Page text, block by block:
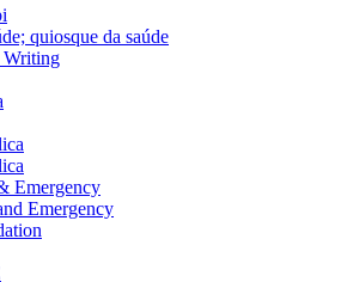
quiosque da saúde
Writing
Emergency
Emergency